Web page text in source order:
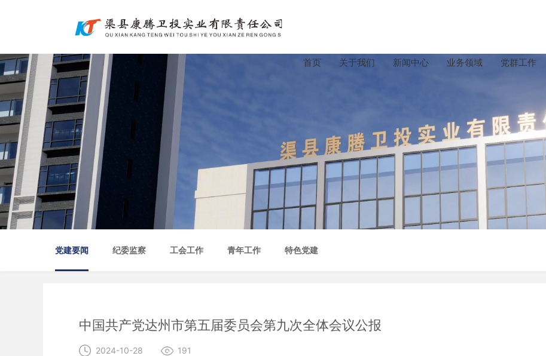
首页 关于我们 新闻中心 业务领域 党群工作
党建要闻 纪委监察 工会工作 青年工作 特色党建
中国共产党达州市第五届委员会第九次全体会议公报
2024-10-28 191